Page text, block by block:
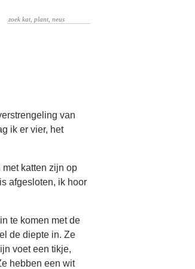
van
ik er vier, het
katten zijn op
afgesloten, ik hoor
te komen met de
de diepte in. Ze
voet een tikje,
hebben een wit